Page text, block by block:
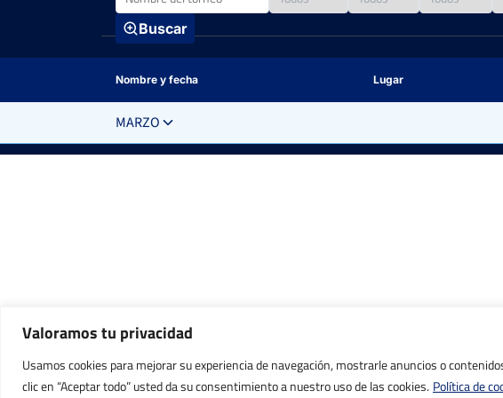
Valoramos tu privacidad
Usamos cookies para mejorar su experiencia de navegación, mostrarle anuncios o
clic en “Aceptar todo” usted da su consentimiento a nuestro uso de las cookies. Política de
Buscar
Nombre y fecha Lugar
MARZO
Open Motor Pacífico Camp
Xátiva, C. Valenciana
Open Club Raqueta Valladolid
Del 28 al 05 de abril, 2026
Open Nacional Victoria 0,0
Del 30 al 04 de abril, 2026
Mijas, Málaga
©IBP